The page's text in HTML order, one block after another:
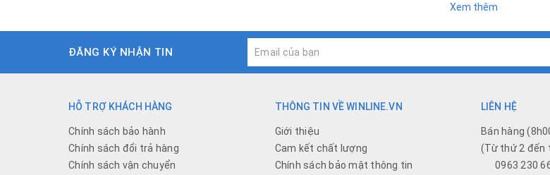
Đây là dòng quạt bắt buộc phải có để khử mùi hôi và độ ẩm. Các mẫu quạt này thường có khả
trời.
Giải pháp tối ưu cho không gian hiện đại sử dụng trần thạch cao hoặc trần nhôm. Quạt được
Xem thêm
ĐĂNG KÝ NHẬN TIN
HỖ TRỢ KHÁCH HÀNG
Chính sách bảo hành
Chính sách đổi trả hàng
Chính sách vận chuyển
THÔNG TIN VỀ WINLINE.VN
Giới thiệu
Cam kết chất lượng
Chính sách bảo mật thông tin
LIÊN HỆ
Bán hàng
(Từ thứ 2 đến
0963 230